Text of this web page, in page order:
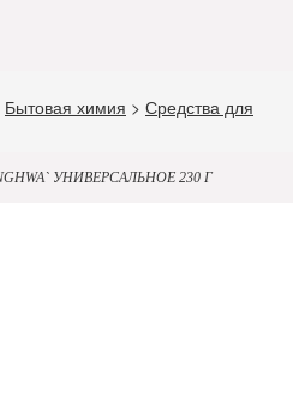
Бытовая химия > Средства для
УНИВЕРСАЛЬНОЕ 230 Г